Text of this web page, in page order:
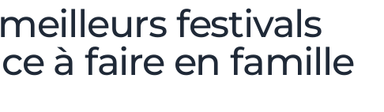
festivals
à faire en famille